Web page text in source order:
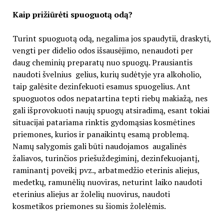
Kaip prižiūrėti spuoguotą odą?
Turint spuoguotą odą, negalima jos spaudytii, draskyti,
vengti per didelio odos išsausėjimo, nenaudoti per
daug cheminių preparatų nuo spuogų. Prausiantis
naudoti švelnius gelius, kurių sudėtyje yra alkoholio,
taip galėsite dezinfekuoti esamus spuogelius. Ant
spuoguotos odos nepatartina tepti riebų makiažą, nes
gali išprovokuoti naujų spuogų atsiradimą, esant tokiai
situacijai patariama rinktis gydomąsias kosmėtines
priemones, kurios ir panaikintų esamą problemą.
Namų salygomis gali būti naudojamos augalinės
žaliavos, turinčios priešuždegiminį, dezinfekuojantį,
raminantį poveikį pvz., arbatmedžio eterinis aliejus,
medetkų, ramunėlių nuoviras, neturint laiko naudoti
eterinius aliejus ar žolelių nuovirus, naudoti
kosmetikos priemones su šiomis žolelėmis.